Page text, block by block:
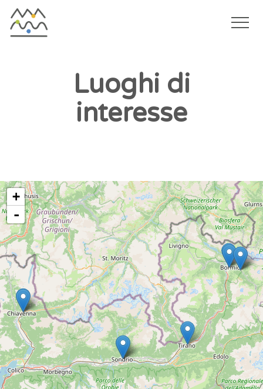
Luoghi di
interesse
+
-